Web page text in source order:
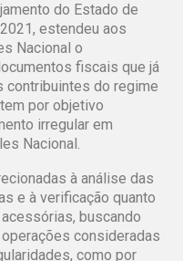
do Estado de
estendeu aos
Nacional o
fiscais que já
contribuintes do regime
por objetivo
irregular em
Nacional.
à análise das
e à verificação quanto
buscando
consideradas
como por